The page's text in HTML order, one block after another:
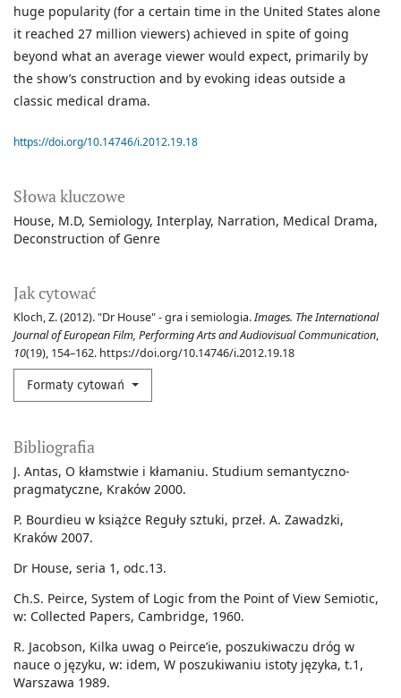
Słowa kluczowe
House M.D Semiology Interplay Narration Medical Drama
Deconstruction of Genre
Jak cytować
Kloch, Z. (2012). "Dr House" - gra i semiologia.Images. The International
Journal of European Film, Performing Arts and Audiovisual Communication,
10(19), 154–162. https://doi.org/10.14746/i.2012.19.18
Formaty cytowań
huge popularity (for a certain time in the United States alone
it reached 27 million viewers) achieved in spite of going
beyond what an average viewer would expect, primarily by
the show’s construction and by evoking ideas outside a
classic medical drama.
https://doi.org/10.14746/i.2012.19.18
Bibliografia
J. Antas, O kłamstwie i kłamaniu. Studium semantyczno-
pragmatyczne, Kraków 2000.
P. Bourdieu w książce Reguły sztuki, przeł. A. Zawadzki,
Kraków 2007.
Dr House, seria 1, odc.13.
Ch.S. Peirce, System of Logic from the Point of View Semiotic,
w: Collected Papers, Cambridge, 1960.
R. Jacobson, Kilka uwag o Peirce’ie, poszukiwaczu dróg w
nauce o języku, w: idem, W poszukiwaniu istoty języka, t.1,
Warszawa 1989.